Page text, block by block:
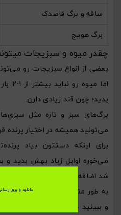
ساقه و برگ قاصدک
برگ هویج
چقدر میوه و سبزیجات
بعضی از انواع سبزیجات رو
اما
بدید؛ چون قند زیادی دارن.
برگ‌های سبز و تازه مثل
می‌تونید همیشه در اختیار پرنده
برای اینکه دستتون بیاد
می‌خوره اوایل زیاد بهش بدید و
شد اضافه‌‌ش رو از قفسش بیرون
به طور مثال با یک چهارم سیب
و ببینید چقدرشو می‌خوره و آیا
دانلود و بروز